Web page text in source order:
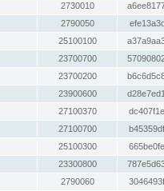
2730010
2790050
25100100
23700700
23700200
23900600
27100370
27100700
25100300
23300800
2790060